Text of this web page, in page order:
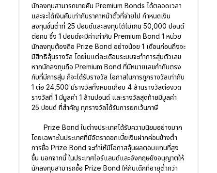
นักลงทุนสามารถขายคืน Premium Bonds ได้ตลอดเวลา
และจะได้เงินคืนเท่ากับราคาหน้าตั๋วที่จ่ายไป กำหนดเงิน
ลงทุนขั้นต่ำที่ 25 ปอนด์และลงทุนได้ไม่เกิน 50,000 ปอนด์
ต่อคน ซึ่ง 1 ปอนด์จะมีค่าเท่ากับ Premium Bond 1 หน่วย
นักลงทุนต้องถือ Prize Bond อย่างน้อย 1 เดือนก่อนถึงจะ
มีสิทธิลุ้นรางวัล โดยในแต่ละเดือนระบบจะทำการสุ่มตัวเลข
หากนักลงทุนถือ Premium Bond ที่มีหมายเลขกำกับตรง
กับที่มีการสุ่ม ก็จะได้รับรางวัล โอกาสในการถูกรางวัลเท่ากับ
1 ต่อ 24,500 มีรางวัลทั้งหมดเกือบ 4 ล้านรางวัลต่องวด
รางวัลที่ 1 มีมูลค่า 1 ล้านปอนด์ และรางวัลสุดท้ายมีมูลค่า
25 ปอนด์ ที่สำคัญ ทุกรางวัลได้รับการยกเว้นภาษี
Prize Bond ในต่างประเทศได้รับความนิยมอย่างมาก
โดยเฉพาะในประเทศที่มีอัตราดอกเบี้ยเงินฝากค่อนข้างต่ำ
การซื้อ Prize Bond จะทำให้มีโอกาสลุ้นผลตอบแทนที่สูง
ขึ้น นอกจากนี้ ในประเทศไอร์แลนด์และอังกฤษยังอนุญาตให้
นักลงทุนสามารถซื้อ Prize Bond ให้กับเด็กที่อายุต่ำกว่า